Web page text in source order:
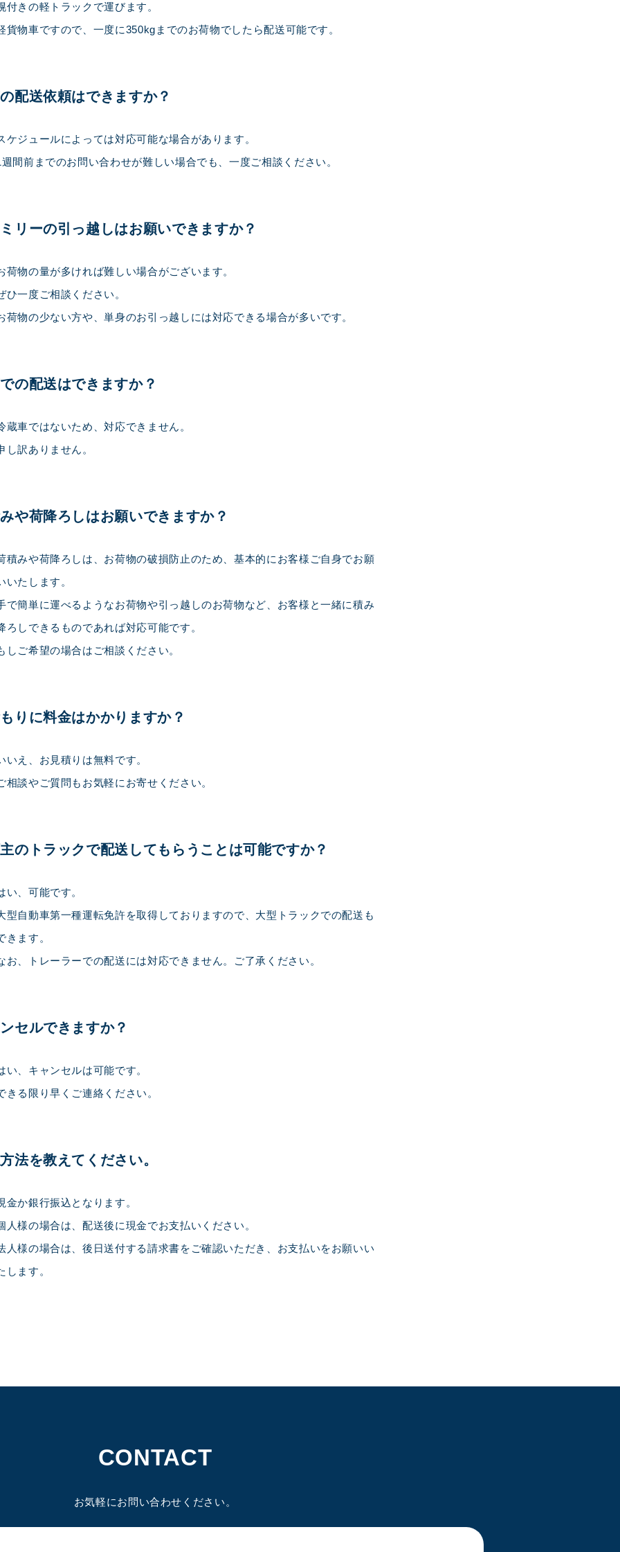
付きの軽トラックで運びます。
貨物車ですので、一度に350kgまでのお荷物でしたら配送可能です。
配送依頼はできますか？
ケジュールによっては対応可能な場合があります。
間前までのお問い合わせが難しい場合でも、一度ご相談ください。
リーの引っ越しはお願いできますか？
荷物の量が多ければ難しい場合がございます。
ひ一度ご相談ください。
荷物の少ない方や、単身のお引っ越しには対応できる場合が多いです。
の配送はできますか？
蔵車ではないため、対応できません。
し訳ありません。
や荷降ろしはお願いできますか？
積みや荷降ろしは、お荷物の破損防止のため、基本的にお客様ご自身でお願
いたします。
で簡単に運べるようなお荷物や引っ越しのお荷物など、お客様と一緒に積み
ろしできるものであれば対応可能です。
しご希望の場合はご相談ください。
りに料金はかかりますか？
いえ、お見積りは無料です。
相談やご質問もお気軽にお寄せください。
のトラックで配送してもらうことは可能ですか？
い、可能です。
型自動車第一種運転免許を取得しておりますので、大型トラックでの配送も
きます。
お、トレーラーでの配送には対応できません。ご了承ください。
セルできますか？
い、キャンセルは可能です。
きる限り早くご連絡ください。
法を教えてください。
金か銀行振込となります。
人様の場合は、配送後に現金でお支払いください。
人様の場合は、後日送付する請求書をご確認いただき、お支払いをお願いい
します。
CONTACT
お気軽にお問い合わせください。